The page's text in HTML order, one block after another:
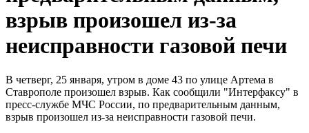
взрыв произошел из-за
неисправности газовой печи
В четверг, 25 января, утром в доме 43 по улице Артема в
Ставрополе произошел взрыв. Как сообщили "Интерфаксу" в
пресс-службе МЧС России, по предварительным данным,
взрыв произошел из-за неисправности газовой печи.